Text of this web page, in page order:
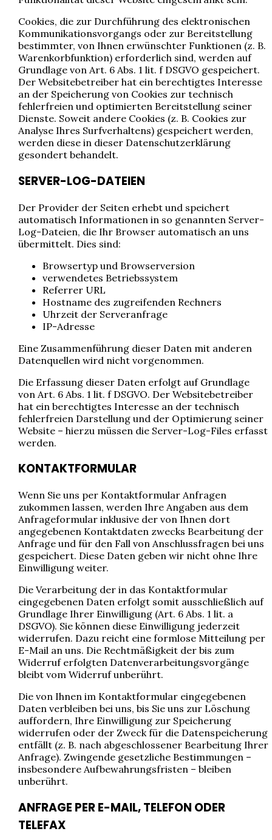
Cookies, die zur Durchführung des elektronischen
Kommunikationsvorgangs oder zur Bereitstellung
bestimmter, von Ihnen erwünschter Funktionen (z. B.
Warenkorbfunktion) erforderlich sind, werden auf
Grundlage von Art. 6 Abs. 1 lit. f DSGVO gespeichert.
Der Websitebetreiber hat ein berechtigtes Interesse
an der Speicherung von Cookies zur technisch
fehlerfreien und optimierten Bereitstellung seiner
Dienste. Soweit andere Cookies (z. B. Cookies zur
Analyse Ihres Surfverhaltens) gespeichert werden,
werden diese in dieser Datenschutzerklärung
gesondert behandelt.
SERVER-LOG-DATEIEN
Der Provider der Seiten erhebt und speichert
automatisch Informationen in so genannten Server-
Log-Dateien, die Ihr Browser automatisch an uns
übermittelt. Dies sind:
Browsertyp und Browserversion
verwendetes Betriebssystem
Referrer URL
Hostname des zugreifenden Rechners
Uhrzeit der Serveranfrage
IP-Adresse
Eine Zusammenführung dieser Daten mit anderen
Datenquellen wird nicht vorgenommen.
Die Erfassung dieser Daten erfolgt auf Grundlage
von Art. 6 Abs. 1 lit. f DSGVO. Der Websitebetreiber
hat ein berechtigtes Interesse an der technisch
fehlerfreien Darstellung und der Optimierung seiner
Website – hierzu müssen die Server-Log-Files erfasst
werden.
KONTAKTFORMULAR
Wenn Sie uns per Kontaktformular Anfragen
zukommen lassen, werden Ihre Angaben aus dem
Anfrageformular inklusive der von Ihnen dort
angegebenen Kontaktdaten zwecks Bearbeitung der
Anfrage und für den Fall von Anschlussfragen bei uns
gespeichert. Diese Daten geben wir nicht ohne Ihre
Einwilligung weiter.
Die Verarbeitung der in das Kontaktformular
eingegebenen Daten erfolgt somit ausschließlich auf
Grundlage Ihrer Einwilligung (Art. 6 Abs. 1 lit. a
DSGVO). Sie können diese Einwilligung jederzeit
widerrufen. Dazu reicht eine formlose Mitteilung per
E-Mail an uns. Die Rechtmäßigkeit der bis zum
Widerruf erfolgten Datenverarbeitungsvorgänge
bleibt vom Widerruf unberührt.
Die von Ihnen im Kontaktformular eingegebenen
Daten verbleiben bei uns, bis Sie uns zur Löschung
auffordern, Ihre Einwilligung zur Speicherung
widerrufen oder der Zweck für die Datenspeicherung
entfällt (z. B. nach abgeschlossener Bearbeitung Ihrer
Anfrage). Zwingende gesetzliche Bestimmungen –
insbesondere Aufbewahrungsfristen – bleiben
unberührt.
ANFRAGE PER E-MAIL, TELEFON ODER
TELEFAX